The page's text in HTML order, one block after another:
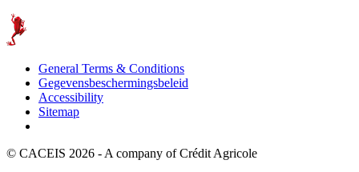
General Terms & Conditions
Gegevensbeschermingsbeleid
Accessibility
Sitemap
© CACEIS 2026 - A company of Crédit Agricole